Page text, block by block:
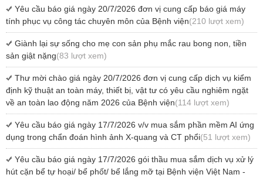
Yêu cầu báo giá ngày 20/7/2026 đơn vị cung cấp báo giá máy
tính phục vụ công tác chuyên môn của Bệnh viện(210 lượt xem)
Giành lại sự sống cho mẹ con sản phụ mắc rau bong non, tiền
sản giật nặng(83 lượt xem)
Thư mời chào giá ngày 20/7/2026 đơn vị cung cấp dịch vụ kiểm
định kỹ thuật an toàn máy, thiết bị, vật tư có yêu cầu nghiêm ngặt
về an toàn lao động năm 2026 của Bệnh viện(114 lượt xem)
Yêu cầu báo giá ngày 17/7/2026 v/v mua sắm phần mềm AI ứng
dụng trong chẩn đoán hình ảnh X-quang và CT phổi(51 lượt xem)
Yêu cầu báo giá ngày 17/7/2026 gói thầu mua sắm dịch vụ xử lý
hút cặn bể tự hoại/ bể phốt/ bể lắng mỡ tại Bệnh viện Việt Nam -